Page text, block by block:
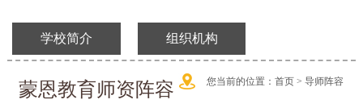
学校简介 组织机构
您当前的位置：首页 >导师阵容
蒙恩教育师资阵容